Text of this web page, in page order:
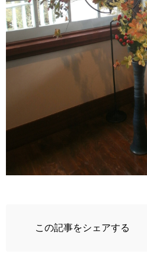
この記事をシェアする